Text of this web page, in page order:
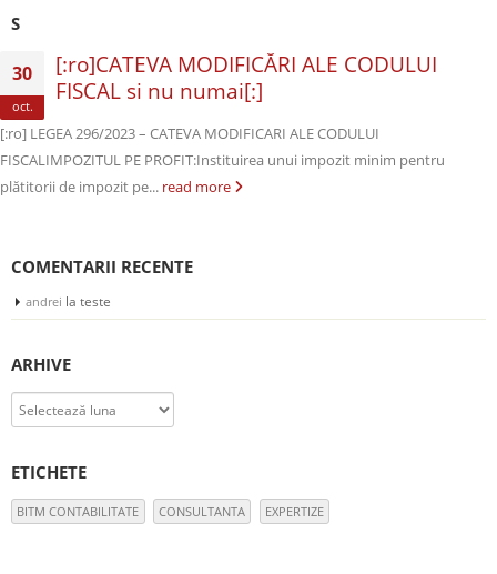
S
30
oct.
[:ro]CATEVA MODIFICĂRI ALE CODULUI
FISCAL si nu numai[:]
[:ro] LEGEA 296/2023 – CATEVA MODIFICARI ALE CODULUI
FISCALIMPOZITUL PE PROFIT:Instituirea unui impozit minim pentru
plătitorii de impozit pe... read more
COMENTARII RECENTE
andrei la teste
ARHIVE
Arhive
ETICHETE
BITM CONTABILITATE CONSULTANTA EXPERTIZE